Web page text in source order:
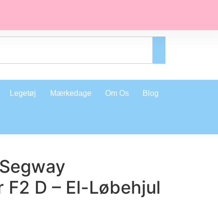
Legetøj Mærkedage Om Os Blog
D – El-Løbehjul